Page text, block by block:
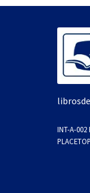
INT-A-002